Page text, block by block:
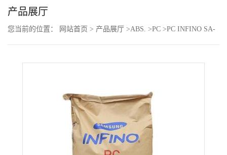
页
公
产品展厅
您当前的位置： 网站首页 > 产品展厅 >ABS. >PC >PC INFINO SA-